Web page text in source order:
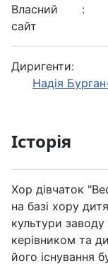
Власний
сайт
:
Диригенти:
Надія
Історія
Хор дівчаток
на базі хору
культури
керівником та
його існування